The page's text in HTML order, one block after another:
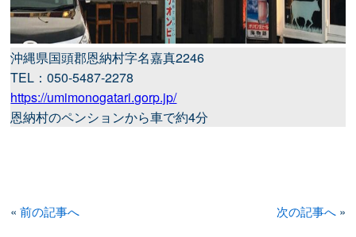
沖縄県国頭郡恩納村字名嘉真2246
TEL：050-5487-2278
https://umimonogatari.gorp.jp/
恩納村のペンションから車で約4分
«前の記事へ 次の記事へ»